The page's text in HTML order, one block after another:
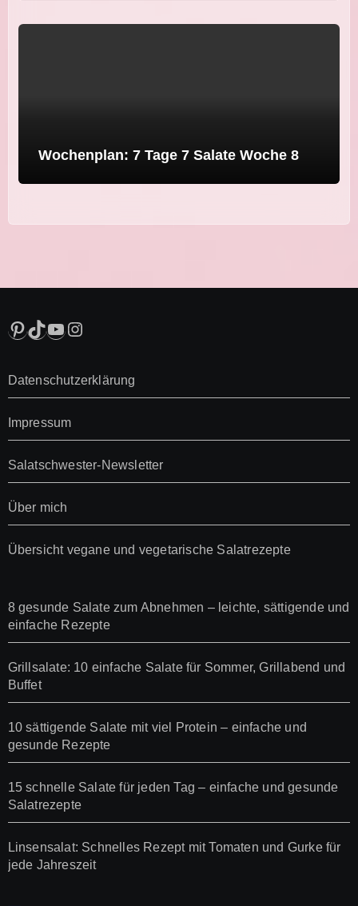
Wochenplan: 7 Tage 7 Salate Woche 8
Pinterest
TikTok
YouTube
Instagram
Datenschutzerklärung
Impressum
Salatschwester-Newsletter
Über mich
Übersicht vegane und vegetarische Salatrezepte
8 gesunde Salate zum Abnehmen – leichte, sättigende und
einfache Rezepte
Grillsalate: 10 einfache Salate für Sommer, Grillabend und
Buffet
10 sättigende Salate mit viel Protein – einfache und
gesunde Rezepte
15 schnelle Salate für jeden Tag – einfache und gesunde
Salatrezepte
Linsensalat: Schnelles Rezept mit Tomaten und Gurke für
jede Jahreszeit